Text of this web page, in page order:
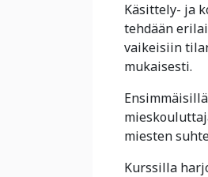
Käsittely- ja
tehdään
vaikeisiin
mukaisesti.
miesten
Kurssilla